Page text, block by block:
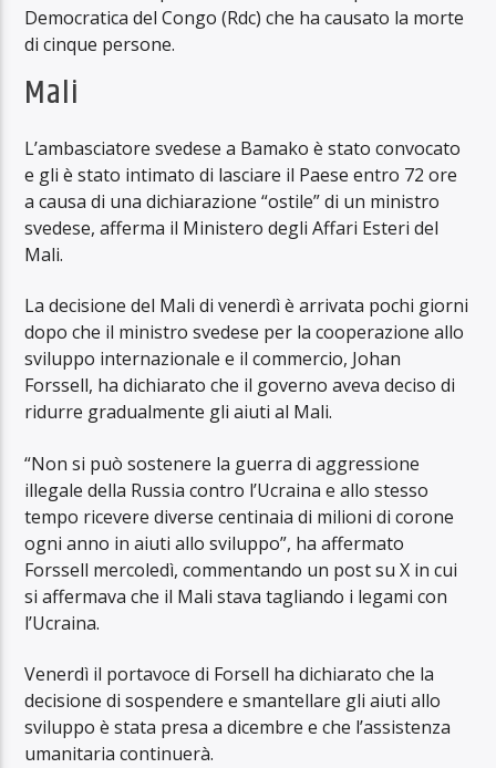
Democratica del Congo (Rdc) che ha causato la morte
di cinque persone.
Mali
L’ambasciatore svedese a Bamako è stato convocato
e gli è stato intimato di lasciare il Paese entro 72 ore
a causa di una dichiarazione “ostile” di un ministro
svedese, afferma il Ministero degli Affari Esteri del
Mali.
La decisione del Mali di venerdì è arrivata pochi giorni
dopo che il ministro svedese per la cooperazione allo
sviluppo internazionale e il commercio, Johan
Forssell, ha dichiarato che il governo aveva deciso di
ridurre gradualmente gli aiuti al Mali.
“Non si può sostenere la guerra di aggressione
illegale della Russia contro l’Ucraina e allo stesso
tempo ricevere diverse centinaia di milioni di corone
ogni anno in aiuti allo sviluppo”, ha affermato
Forssell mercoledì, commentando un post su X in cui
si affermava che il Mali stava tagliando i legami con
l’Ucraina.
Venerdì il portavoce di Forsell ha dichiarato che la
decisione di sospendere e smantellare gli aiuti allo
sviluppo è stata presa a dicembre e che l’assistenza
umanitaria continuerà.